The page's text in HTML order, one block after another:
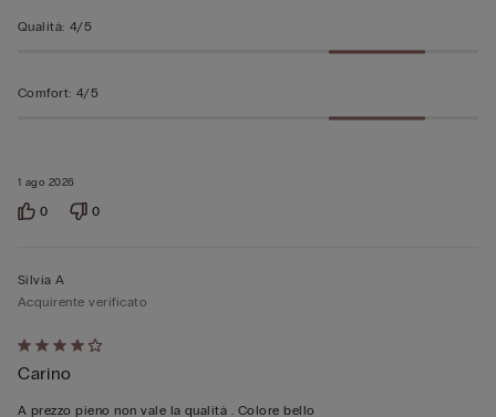
1 ago 2026
Qualità: 4/5
Comfort: 4/5
0 0
Valutato
4
su
Silvia A
Acquirente verificato
Carino
A prezzo pieno non vale la qualità . Colore bello